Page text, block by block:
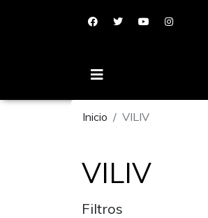
Inicio VILIV
VILIV
Filtros